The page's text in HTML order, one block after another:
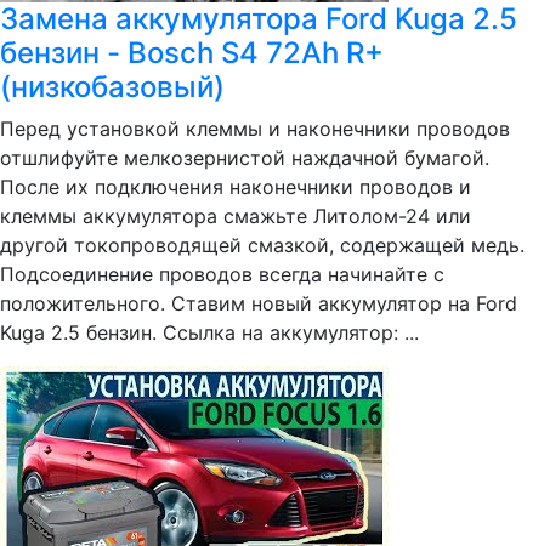
Замена аккумулятора Ford Kuga 2.5
бензин - Bosch S4 72Ah R+
(низкобазовый)
Перед установкой клеммы и наконечники проводов
отшлифуйте мелкозернистой наждачной бумагой.
После их подключения наконечники проводов и
клеммы аккумулятора смажьте Литолом-24 или
другой токопроводящей смазкой, содержащей медь.
Подсоединение проводов всегда начинайте с
положительного. Ставим новый аккумулятор на Ford
Kuga 2.5 бензин. Ссылка на аккумулятор: ...